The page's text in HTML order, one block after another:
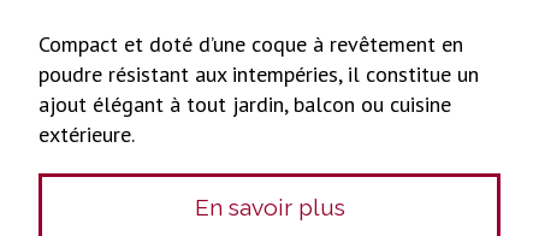
Compact et doté d’une coque à revêtement en
poudre résistant aux intempéries, il constitue un
ajout élégant à tout jardin, balcon ou cuisine
extérieure.
En savoir plus